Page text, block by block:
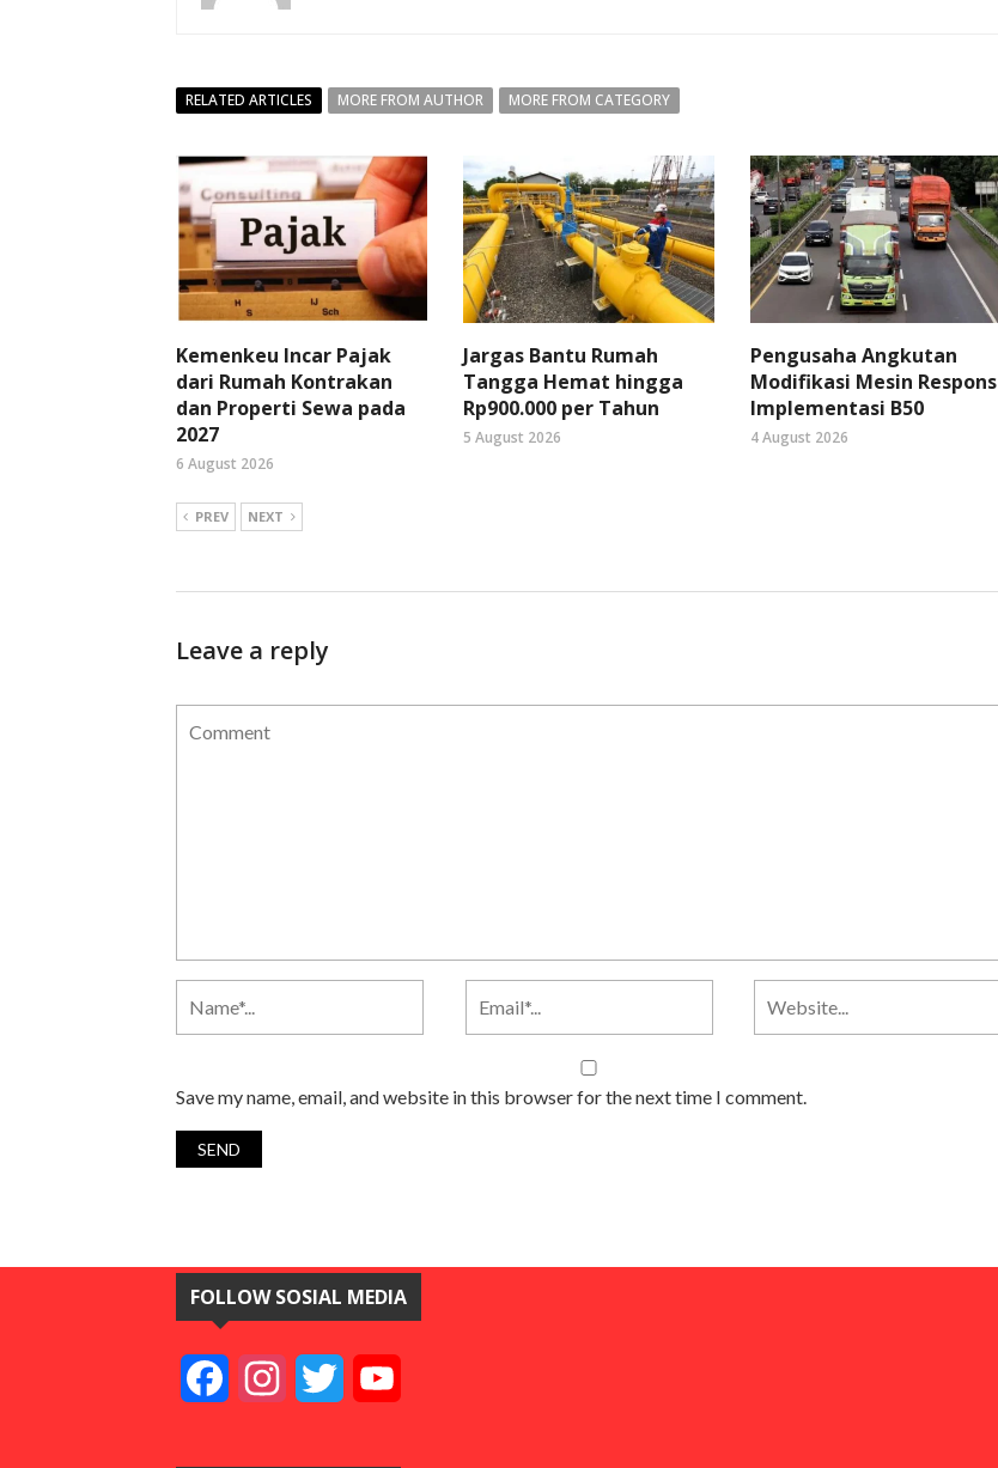
RELATED ARTICLES MORE FROM AUTHOR MORE FROM CATEGORY
Kemenkeu Incar Pajak
dari Rumah Kontrakan
dan Properti Sewa pada
2027
6 August 2026
Jargas Bantu Rumah
Tangga Hemat hingga
Rp900.000 per Tahun
5 August 2026
Pengusaha Angkutan
Modifikasi Mesin Respons
Implementasi B50
4 August 2026
PREV NEXT
Leave a reply
Save my name, email, and website in this browser for the next time I comment.
FOLLOW SOSIAL MEDIA
FacebookInstagramTwitter